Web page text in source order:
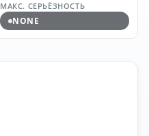
МАКС. СЕРЬЁЗНОСТЬ
NONE